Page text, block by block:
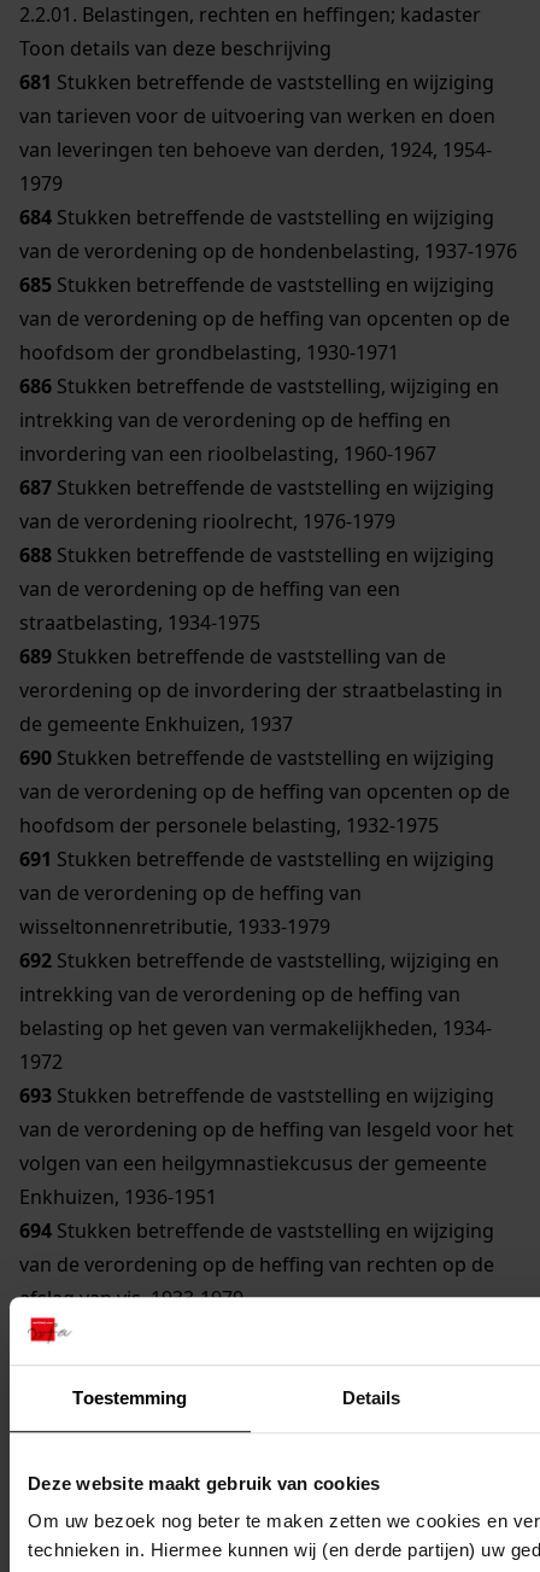
Toestemming Details
Deze website maakt gebruik van cookies
Om uw bezoek nog beter te maken zetten we cookies en
technieken in. Hiermee kunnen wij (en derde partijen) uw
2.2.01. Belastingen, rechten en heffingen; kadaster
Toon details van deze beschrijving
681 Stukken betreffende de vaststelling en wijziging
van tarieven voor de uitvoering van werken en doen
van leveringen ten behoeve van derden, 1924, 1954-
1979
684 Stukken betreffende de vaststelling en wijziging
van de verordening op de hondenbelasting, 1937-1976
685 Stukken betreffende de vaststelling en wijziging
van de verordening op de heffing van opcenten op de
hoofdsom der grondbelasting, 1930-1971
686 Stukken betreffende de vaststelling, wijziging en
intrekking van de verordening op de heffing en
invordering van een rioolbelasting, 1960-1967
687 Stukken betreffende de vaststelling en wijziging
van de verordening rioolrecht, 1976-1979
688 Stukken betreffende de vaststelling en wijziging
van de verordening op de heffing van een
straatbelasting, 1934-1975
689 Stukken betreffende de vaststelling van de
verordening op de invordering der straatbelasting in
de gemeente Enkhuizen, 1937
690 Stukken betreffende de vaststelling en wijziging
van de verordening op de heffing van opcenten op de
hoofdsom der personele belasting, 1932-1975
691 Stukken betreffende de vaststelling en wijziging
van de verordening op de heffing van
wisseltonnenretributie, 1933-1979
692 Stukken betreffende de vaststelling, wijziging en
intrekking van de verordening op de heffing van
belasting op het geven van vermakelijkheden, 1934-
1972
693 Stukken betreffende de vaststelling en wijziging
van de verordening op de heffing van lesgeld voor het
volgen van een heilgymnastiekcusus der gemeente
Enkhuizen, 1936-1951
694 Stukken betreffende de vaststelling en wijziging
van de verordening op de heffing van rechten op de
afslag van vis, 1933-1979
695Stukken betreffende de vaststelling en wijziging
van de verordening op de heffing van rechten voor het
gebruik van de algemene begraafplaats, 1938-1979
696Stukken betreffende de vaststelling en wijziging
op basis van de Drankwet, 1932-1950
697Stukken betreffende de vaststelling van de